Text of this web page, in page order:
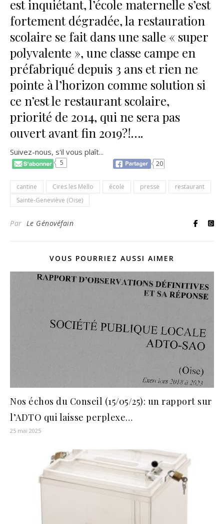
est inquiétant, l’école maternelle s’est
fortement dégradée, la restauration
scolaire se fait dans une salle « super
polyvalente », une classe campe en
préfabriqué depuis 3 ans et rien ne
pointe à l’horizon comme solution si
ce n’est le restaurant scolaire,
priorité de 2014, qui ne sera pas
ouvert avant fin 2019?!….
Suivez-nous, s'il vous plaît...
5 20
cantine Cires les Mello école presse
restaurant
Sainte-Geneviève (Oise)
Par Le Génovéfain
VOUS POURRIEZ AUSSI AIMER
Nos échos du Conseil (15/05/25): un rapport sur
l’ADTO qui laisse perplexe…
25 mai 2025